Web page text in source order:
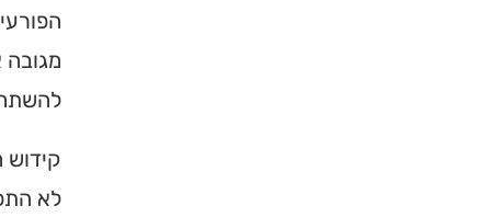
קידוש
לא